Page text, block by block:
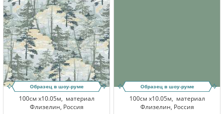
Образец в шоу-руме
100см x10.05м, материал
Флизелин, Россия
Образец в шоу-руме
100см x10.05м, материал
Флизелин, Россия